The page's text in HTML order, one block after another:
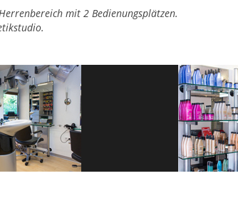
mit 2 Bedienungsplätzen.